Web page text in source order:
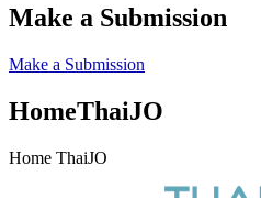
Make a Submission
Make a Submission
HomeThaiJO
Home ThaiJO